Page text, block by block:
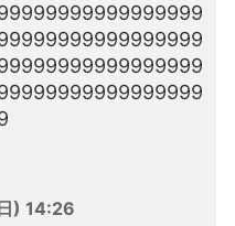
) 14:26